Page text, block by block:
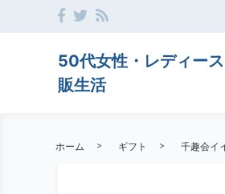
50代女性・レディー
販生活
ホーム ギフト 千趣会イ